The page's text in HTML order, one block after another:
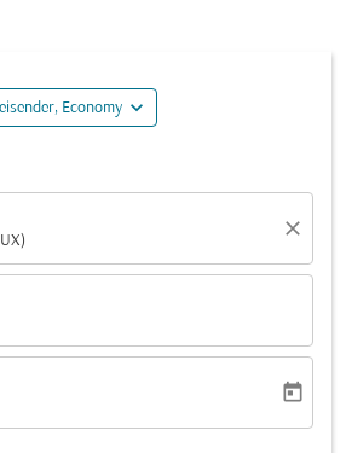
Economy expand_more
close
aria-label
today